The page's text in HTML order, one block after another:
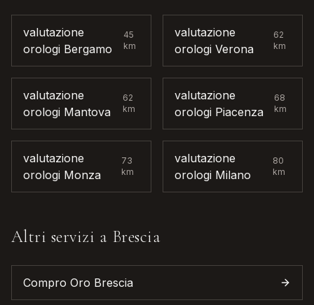
valutazione
orologi Bergamo
45
km
valutazione
orologi Verona
62
km
valutazione
orologi Mantova
62
km
valutazione
orologi Piacenza
68
km
valutazione
orologi Monza
73
km
valutazione
orologi Milano
80
km
Altri servizi a Brescia
Compro Oro Brescia